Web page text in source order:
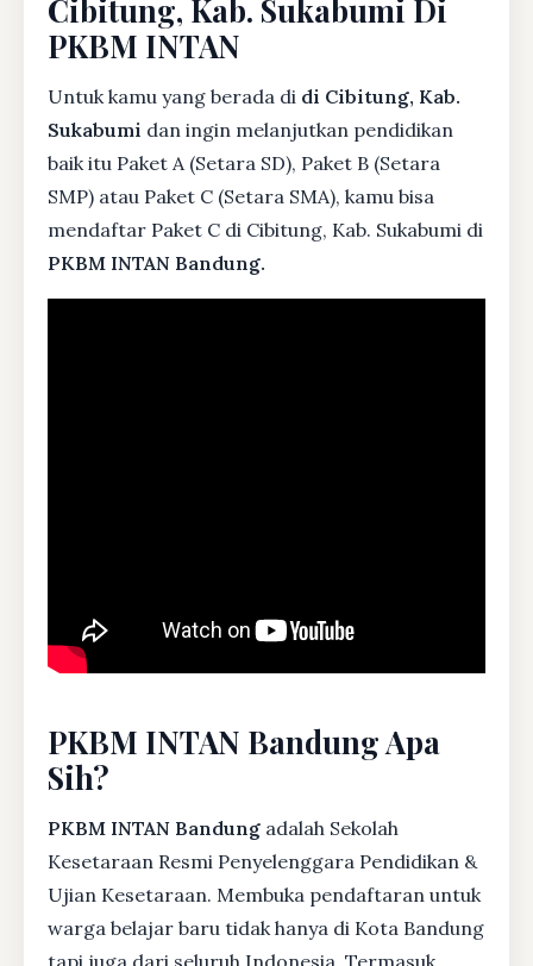
Cibitung, Kab. Sukabumi Di
PKBM INTAN
Untuk kamu yang berada di di Cibitung, Kab.
Sukabumi dan ingin melanjutkan pendidikan
baik itu Paket A (Setara SD), Paket B (Setara
SMP) atau Paket C (Setara SMA), kamu bisa
mendaftar Paket C di Cibitung, Kab. Sukabumi di
PKBM INTAN Bandung.
PKBM INTAN Bandung Apa
Sih?
PKBM INTAN Bandung adalah Sekolah
Kesetaraan Resmi Penyelenggara Pendidikan &
Ujian Kesetaraan. Membuka pendaftaran untuk
warga belajar baru tidak hanya di Kota Bandung
tapi juga dari seluruh Indonesia. Termasuk